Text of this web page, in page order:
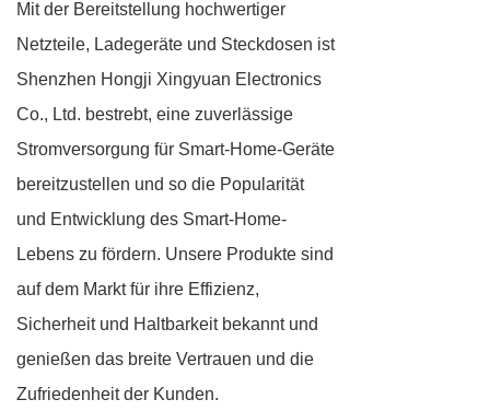
Mit der Bereitstellung hochwertiger
Netzteile, Ladegeräte und Steckdosen ist
Shenzhen Hongji Xingyuan Electronics
Co., Ltd. bestrebt, eine zuverlässige
Stromversorgung für Smart-Home-Geräte
bereitzustellen und so die Popularität
und Entwicklung des Smart-Home-
Lebens zu fördern. Unsere Produkte sind
auf dem Markt für ihre Effizienz,
Sicherheit und Haltbarkeit bekannt und
genießen das breite Vertrauen und die
Zufriedenheit der Kunden.